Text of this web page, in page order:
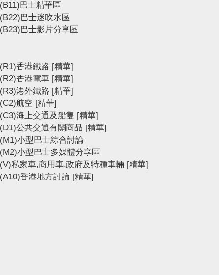
(B11)巴士精華區
(B22)巴士迷吹水區
(B23)巴士影片分享區
(R1)香港鐵路 [精華]
(R2)香港電車 [精華]
(R3)港外鐵路 [精華]
(C2)航空 [精華]
(C3)海上交通及船隻 [精華]
(D1)公共交通有關商品 [精華]
(M1)小型巴士綜合討論
(M2)小型巴士多媒體分享區
(V)私家車,商用車,政府及特種車輛 [精華]
(A10)香港地方討論 [精華]